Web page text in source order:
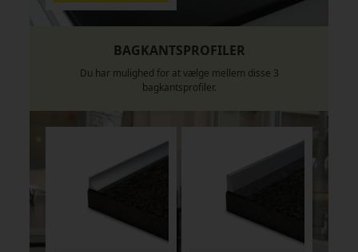
BAGKANTSPROFILER
Du har mulighed for at vælge mellem disse 3
bagkantsprofiler.